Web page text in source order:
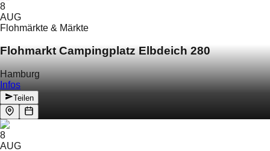
8
AUG
Flohmärkte & Märkte
Flohmarkt Campingplatz Elbdeich 280
Hamburg
Infos
Teilen
8
AUG